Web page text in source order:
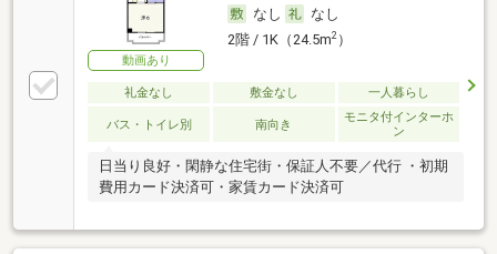
動画あり
なし
なし
2階 / 1K（24.5m2）
礼金なし 敷金なし 一人暮らし
バス・トイレ別 南向き
モニタ付インターホ
ン
日当り良好・閑静な住宅街・保証人不要／代行 ・初期
費用カード決済可・家賃カード決済可